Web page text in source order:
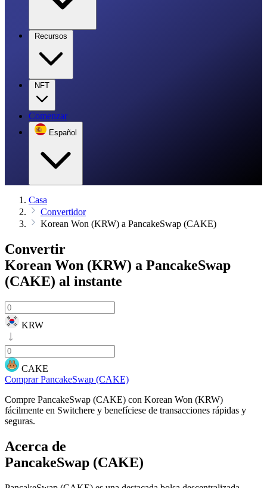
Recursos
NFT
Comenzar
Español
Casa
Convertidor
Korean Won (KRW) a PancakeSwap (CAKE)
Convertir
Korean Won (KRW) a PancakeSwap
(CAKE) al instante
KRW
CAKE
Comprar PancakeSwap (CAKE)
Compre PancakeSwap (CAKE) con Korean Won (KRW)
fácilmente en Switchere y benefíciese de transacciones rápidas y
seguras.
Acerca de
PancakeSwap (CAKE)